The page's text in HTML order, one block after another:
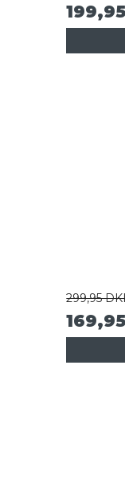
299,95